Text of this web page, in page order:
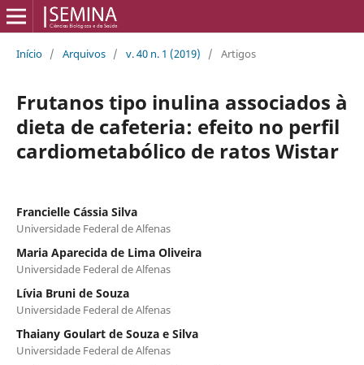
Início / Arquivos / v. 40 n. 1 (2019) / Artigos
Frutanos tipo inulina associados à
dieta de cafeteria: efeito no perfil
cardiometabólico de ratos Wistar
Francielle Cássia Silva
Universidade Federal de Alfenas
Maria Aparecida de Lima Oliveira
Universidade Federal de Alfenas
Lívia Bruni de Souza
Universidade Federal de Alfenas
Thaiany Goulart de Souza e Silva
Universidade Federal de Alfenas